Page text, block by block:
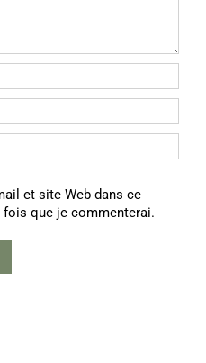
et site Web dans ce
fois que je commenterai.